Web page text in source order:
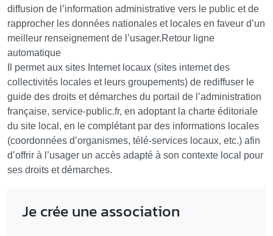
diffusion de l’information administrative vers le public et de
rapprocher les données nationales et locales en faveur d’un
meilleur renseignement de l’usager.Retour ligne
automatique
Il permet aux sites Internet locaux (sites internet des
collectivités locales et leurs groupements) de rediffuser le
guide des droits et démarches du portail de l’administration
française, service-public.fr, en adoptant la charte éditoriale
du site local, en le complétant par des informations locales
(coordonnées d’organismes, télé-services locaux, etc.) afin
d’offrir à l’usager un accès adapté à son contexte local pour
ses droits et démarches.
Je crée une association